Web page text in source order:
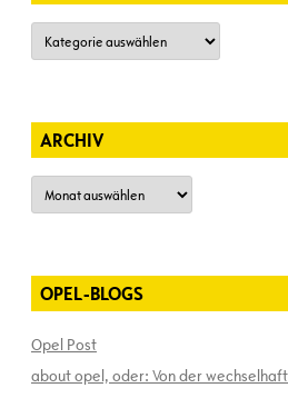
Kategorien
ARCHIV
Archiv
OPEL-BLOGS
Opel Post
about opel, oder: Von der